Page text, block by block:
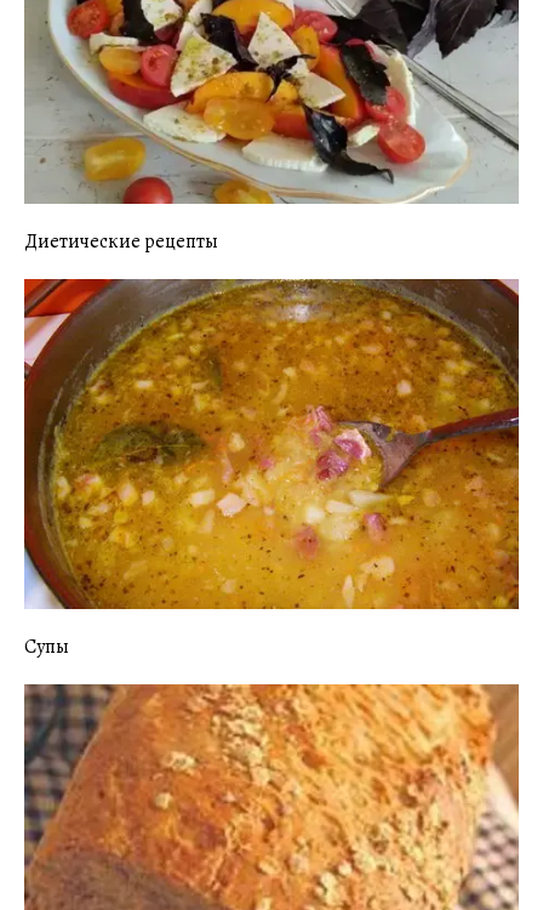
Диетические рецепты
Супы